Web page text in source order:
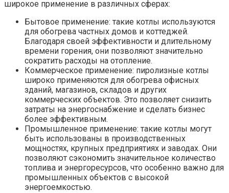
широкое применение в различных сферах:
Бытовое применение: такие котлы используются
для обогрева частных домов и коттеджей.
Благодаря своей эффективности и длительному
времени горения, они позволяют значительно
сократить расходы на отопление.
Коммерческое применение: пиролизные котлы
широко применяются для обогрева офисных
зданий, магазинов, складов и других
коммерческих объектов. Это позволяет снизить
затраты на энергоснабжение и сделать бизнес
более эффективным.
Промышленное применение: такие котлы могут
быть использованы в производственных
мощностях, крупных предприятиях и заводах. Они
позволяют сэкономить значительное количество
топлива и энергоресурсов, что особенно важно для
промышленных объектов с высокой
энергоемкостью.